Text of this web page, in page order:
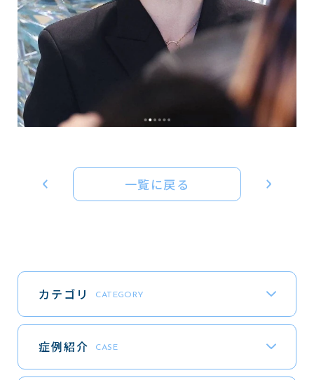
カテゴリ CATEGORY
症例紹介 CASE
一覧に戻る